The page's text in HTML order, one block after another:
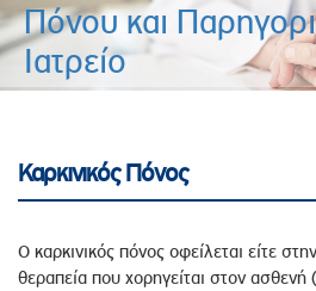
Πόνου και
Ιατρείο
Καρκινικός Πόνος
Ο καρκινικός πόνος οφείλεται είτε
θεραπεία που χορηγείται στον ασθενή